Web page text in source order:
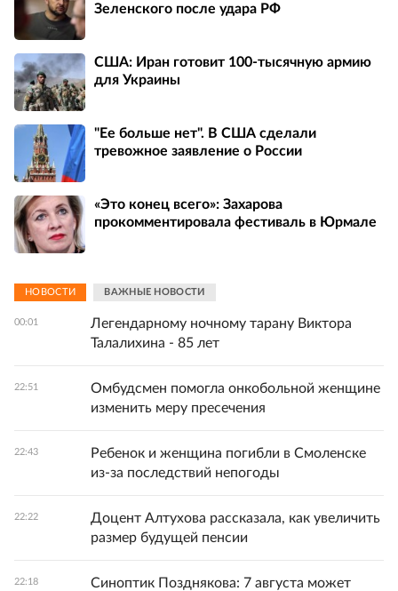
Зеленского после удара РФ
США: Иран готовит 100-тысячную армию
для Украины
"Ее больше нет". В США сделали
тревожное заявление о России
«Это конец всего»: Захарова
прокомментировала фестиваль в Юрмале
НОВОСТИ ВАЖНЫЕ НОВОСТИ
00:01
Легендарному ночному тарану Виктора
Талалихина - 85 лет
22:51
Омбудсмен помогла онкобольной женщине
изменить меру пресечения
22:43
Ребенок и женщина погибли в Смоленске
из-за последствий непогоды
22:22
Доцент Алтухова рассказала, как увеличить
размер будущей пенсии
22:18
Синоптик Позднякова: 7 августа может